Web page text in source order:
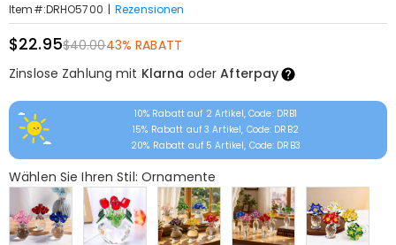
Item#:DRHO5700 | Rezensionen
$22.95$40.0043% RABATT
Zinslose Zahlung mit Klarna oderAfterpay
10% Rabatt auf 2 Artikel, Code: DRB1
15% Rabatt auf 3 Artikel, Code: DRB2
20% Rabatt auf 5 Artikel, Code: DRB3
Wählen Sie Ihren Stil: Ornamente